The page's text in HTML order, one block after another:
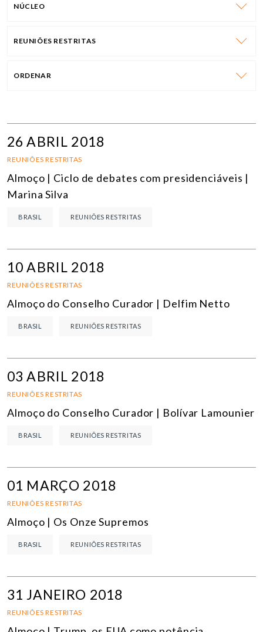
NÚCLEO
REUNIÕES RESTRITAS
ORDENAR
26 ABRIL 2018
REUNIÕES RESTRITAS
Almoço | Ciclo de debates com presidenciáveis |
Marina Silva
BRASIL REUNIÕES RESTRITAS
10 ABRIL 2018
REUNIÕES RESTRITAS
Almoço do Conselho Curador | Delfim Netto
BRASIL REUNIÕES RESTRITAS
03 ABRIL 2018
REUNIÕES RESTRITAS
Almoço do Conselho Curador | Bolívar Lamounier
BRASIL REUNIÕES RESTRITAS
01 MARÇO 2018
REUNIÕES RESTRITAS
Almoço | Os Onze Supremos
BRASIL REUNIÕES RESTRITAS
31 JANEIRO 2018
REUNIÕES RESTRITAS